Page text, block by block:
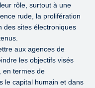
rôle, surtout à une
rude, la prolifération
des sites électroniques
aux agences de
les objectifs visés
en termes de
le capital humain et dans